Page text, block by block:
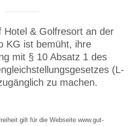
Hotel & Golfresort an der
KG ist bemüht, ihre
mit § 10 Absatz 1 des
(L-
zu machen.
gilt für die Webseite www.gut-